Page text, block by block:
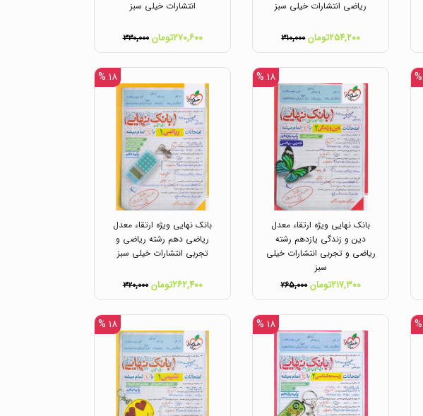
ریاضی انتشارات خیلی سبز
۲۵۴,۲۰۰تومان ۳۱۰,۰۰۰
انتشارات خیلی سبز
۲۷۰,۶۰۰تومان ۳۳۰,۰۰۰
۱۸ %
بانک نهایی ویژه ارتقاء معدل
دین و زندگی یازدهم رشته
ریاضی و تجربی انتشارات خیلی
سبز
۲۱۷,۳۰۰تومان ۲۶۵,۰۰۰
۱۸ %
بانک نهایی ویژه ارتقاء معدل
ریاضی دهم رشته ریاضی و
تجربی انتشارات خیلی سبز
۲۶۲,۴۰۰تومان ۳۲۰,۰۰۰
۱۸ % ۱۸ %